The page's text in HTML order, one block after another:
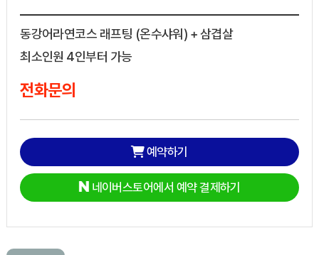
동강어라연코스 래프팅 (온수샤워) + 삼겹살
최소인원 4인부터 가능
전화문의
예약하기
네이버스토어에서 예약 결제하기